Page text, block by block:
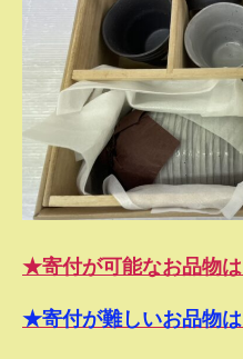
★寄付が可能なお品物
★寄付が難しいお品物